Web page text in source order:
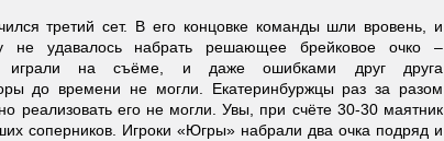
третий сет. В его концовке команды шли вровень, и
не удавалось набрать решающее брейковое очко –
играли на съёме, и даже ошибками друг друга
до времени не могли. Екатеринбуржцы раз за разом
реализовать его не могли. Увы, при счёте 30-30 маятник
соперников. Игроки «Югры» набрали два очка подряд и